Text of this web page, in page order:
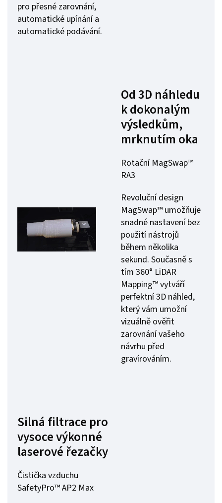
pro přesné zarovnání,
automatické upínání a
automatické podávání.
Od 3D náhledu
k dokonalým
výsledkům,
mrknutím oka
Rotační MagSwap™
RA3
Revoluční design
MagSwap™ umožňuje
snadné nastavení bez
použití nástrojů
během několika
sekund. Současně s
tím 360° LiDAR
Mapping™ vytváří
perfektní 3D náhled,
který vám umožní
vizuálně ověřit
zarovnání vašeho
návrhu před
gravírováním.
Silná filtrace pro
vysoce výkonné
laserové řezačky
Čistička vzduchu
SafetyPro™ AP2 Max